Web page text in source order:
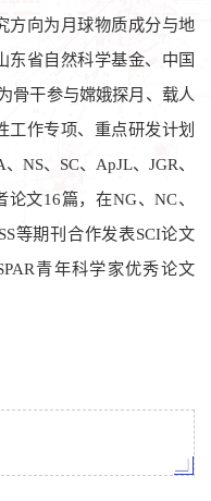
方向为月球物质成分与地
东省自然科学基金、中国
骨干参与嫦娥探月、载人
作专项、重点研发计划
NS、SC、ApJL、JGR、
文16篇，在NG、NC、
等期刊合作发表SCI论文
青年科学家优秀论文